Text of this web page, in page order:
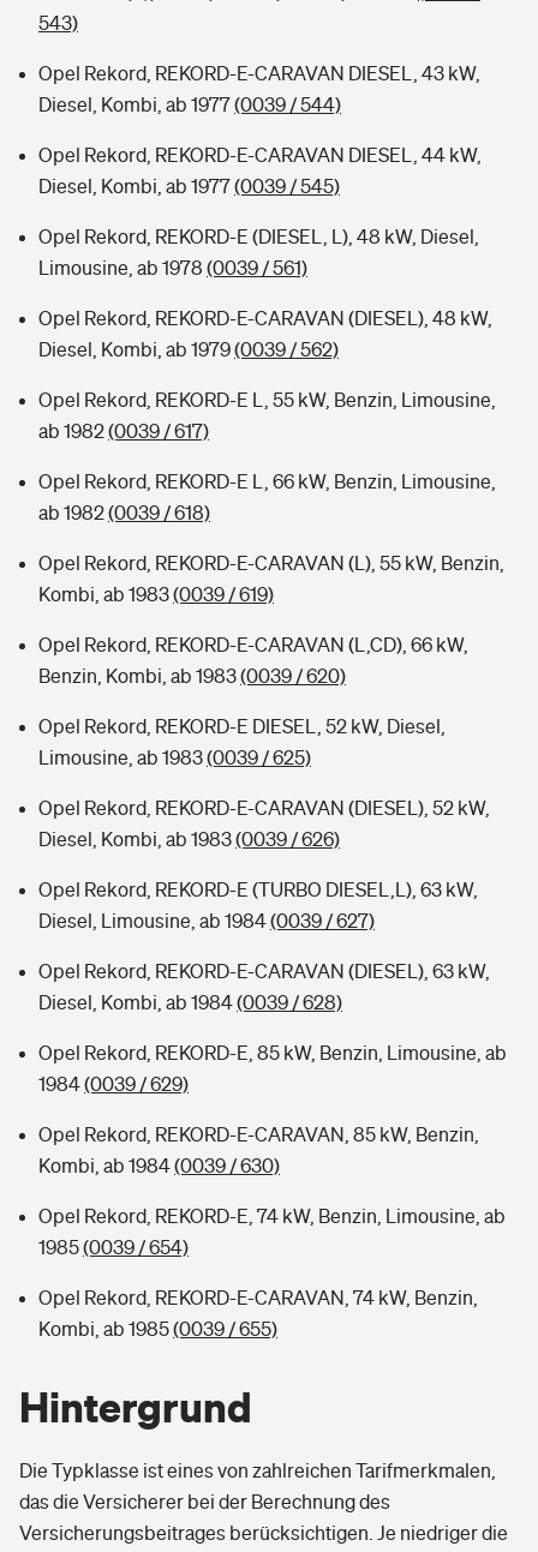
543)
Opel Rekord, REKORD-E-CARAVAN DIESEL, 43 kW,
Diesel, Kombi, ab 1977(0039 / 544)
Opel Rekord, REKORD-E-CARAVAN DIESEL, 44 kW,
Diesel, Kombi, ab 1977(0039 / 545)
Opel Rekord, REKORD-E (DIESEL, L), 48 kW, Diesel,
Limousine, ab 1978 (0039 / 561)
Opel Rekord, REKORD-E-CARAVAN (DIESEL), 48 kW,
Diesel, Kombi, ab 1979(0039 / 562)
Opel Rekord, REKORD-E L, 55 kW, Benzin, Limousine,
ab 1982(0039 / 617)
Opel Rekord, REKORD-E L, 66 kW, Benzin, Limousine,
ab 1982(0039 / 618)
Opel Rekord, REKORD-E-CARAVAN (L), 55 kW, Benzin,
Kombi, ab 1983(0039 / 619)
Opel Rekord, REKORD-E-CARAVAN (L,CD), 66 kW,
Benzin, Kombi, ab 1983(0039 / 620)
Opel Rekord, REKORD-E DIESEL, 52 kW, Diesel,
Limousine, ab 1983(0039 / 625)
Opel Rekord, REKORD-E-CARAVAN (DIESEL), 52 kW,
Diesel, Kombi, ab 1983(0039 / 626)
Opel Rekord, REKORD-E (TURBO DIESEL,L), 63 kW,
Diesel, Limousine, ab 1984(0039 / 627)
Opel Rekord, REKORD-E-CARAVAN (DIESEL), 63 kW,
Diesel, Kombi, ab 1984(0039 / 628)
Opel Rekord, REKORD-E, 85 kW, Benzin, Limousine, ab
1984(0039 / 629)
Opel Rekord, REKORD-E-CARAVAN, 85 kW, Benzin,
Kombi, ab 1984(0039 / 630)
Opel Rekord, REKORD-E, 74 kW, Benzin, Limousine, ab
1985(0039 / 654)
Opel Rekord, REKORD-E-CARAVAN, 74 kW, Benzin,
Kombi, ab 1985(0039 / 655)
Hintergrund
Die Typklasse ist eines von zahlreichen Tarifmerkmalen,
das die Versicherer bei der Berechnung des
Versicherungsbeitrages berücksichtigen. Je niedriger die